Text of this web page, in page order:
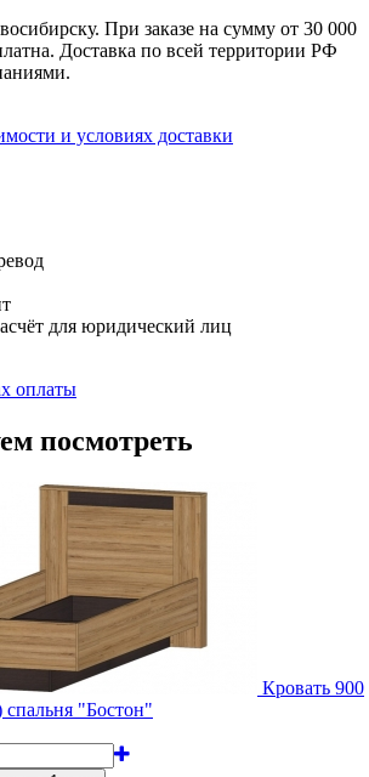
При заказе на сумму от 30 000
Доставка по всей территории РФ
и условиях доставки
для юридический лиц
оплаты
посмотреть
Кровать 900
"Бостон"